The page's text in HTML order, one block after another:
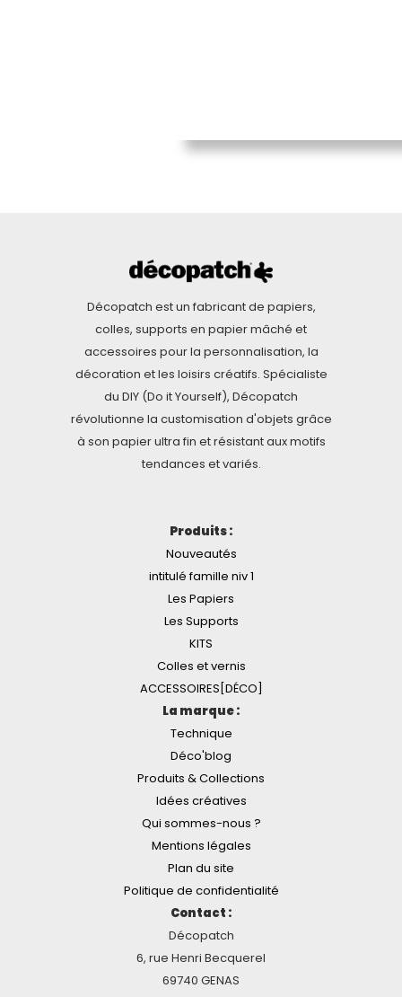
Décopatch est un fabricant de papiers,
colles, supports en papier mâché et
accessoires pour la personnalisation, la
décoration et les loisirs créatifs. Spécialiste
du DIY (Do it Yourself), Décopatch
révolutionne la customisation d'objets grâce
à son papier ultra fin et résistant aux motifs
tendances et variés.
Produits :
Nouveautés
intitulé famille niv 1
Les Papiers
Les Supports
KITS
Colles et vernis
ACCESSOIRES[DÉCO]
La marque :
Technique
Déco'blog
Produits & Collections
Idées créatives
Qui sommes-nous ?
Mentions légales
Plan du site
Politique de confidentialité
Contact :
Décopatch
6, rue Henri Becquerel
69740 GENAS